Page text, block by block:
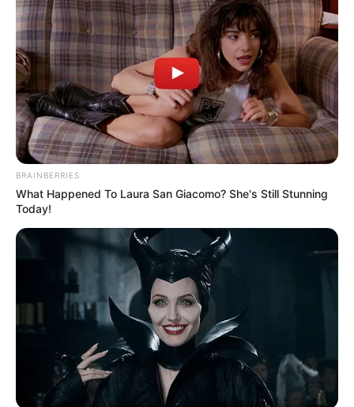
BRAINBERRIES
What Happened To Laura San Giacomo? She's Still Stunning
Today!